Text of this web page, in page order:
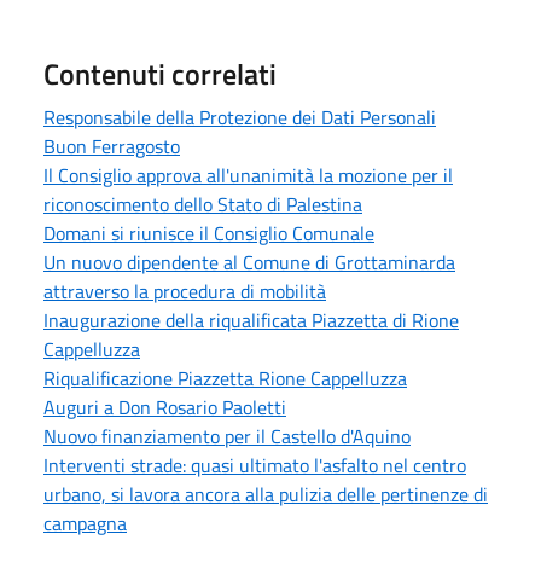
Contenuti correlati
Responsabile della Protezione dei Dati Personali
Buon Ferragosto
Il Consiglio approva all'unanimità la mozione per il
riconoscimento dello Stato di Palestina
Domani si riunisce il Consiglio Comunale
Un nuovo dipendente al Comune di Grottaminarda
attraverso la procedura di mobilità
Inaugurazione della riqualificata Piazzetta di Rione
Cappelluzza
Riqualificazione Piazzetta Rione Cappelluzza
Auguri a Don Rosario Paoletti
Nuovo finanziamento per il Castello d'Aquino
Interventi strade: quasi ultimato l'asfalto nel centro
urbano, si lavora ancora alla pulizia delle pertinenze di
campagna